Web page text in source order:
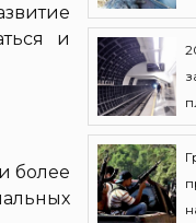
и
более